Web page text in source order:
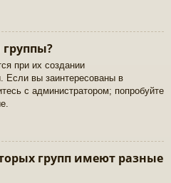
при их создании
Если вы заинтересованы в
с администратором; попробуйте
групп имеют разные